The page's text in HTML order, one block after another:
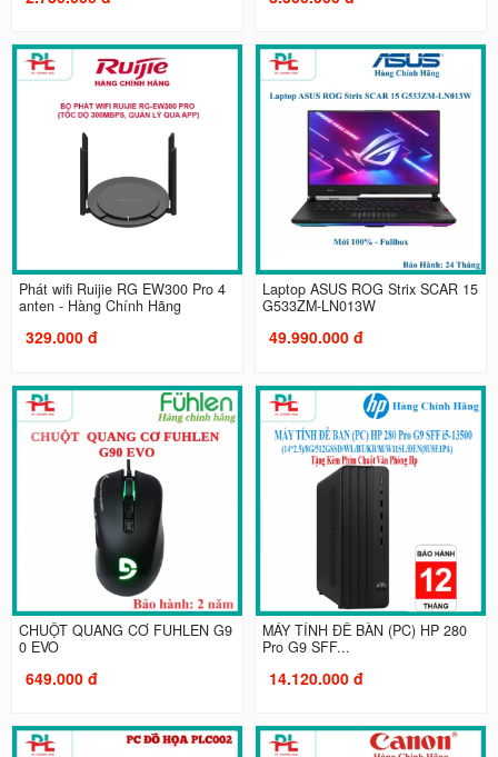
Phát wifi Ruijie RG EW300 Pro 4
anten - Hàng Chính Hãng
329.000 đ
Laptop ASUS ROG Strix SCAR 15
G533ZM-LN013W
49.990.000 đ
CHUỘT QUANG CƠ FUHLEN G9
0 EVO
649.000 đ
MÁY TÍNH ĐỂ BÀN (PC) HP 280
Pro G9 SFF...
14.120.000 đ